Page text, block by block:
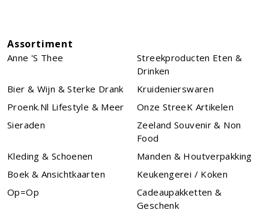
Assortiment
Anne 's Thee
Streekproducten Eten &
Drinken
Bier & Wijn & Sterke Drank
Kruidenierswaren
Proenk.nl Lifestyle & Meer
Onze StreeK Artikelen
Sieraden
Zeeland Souvenir & Non
Food
Kleding & Schoenen
Manden & Houtverpakking
Boek & Ansichtkaarten
Keukengerei / Koken
Op=Op
Cadeaupakketten &
Geschenk